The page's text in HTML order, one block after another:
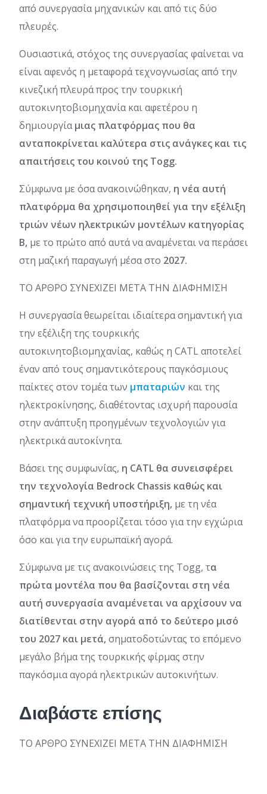
από συνεργασία μηχανικών και από τις δύο
πλευρές.
Ουσιαστικά, στόχος της συνεργασίας φαίνεται να
είναι αφενός η μεταφορά τεχνογνωσίας από την
κινεζική πλευρά προς την τουρκική
αυτοκινητοβιομηχανία και αφετέρου η
δημιουργίαμιας πλατφόρμας που θα
ανταποκρίνεται καλύτερα στις ανάγκες και τις
απαιτήσεις του κοινού της Togg.
Σύμφωνα με όσα ανακοινώθηκαν, η νέα αυτή
πλατφόρμα θα χρησιμοποιηθεί για την εξέλιξη
τριών νέων ηλεκτρικών μοντέλων κατηγορίας
Β, με το πρώτο από αυτά να αναμένεται να περάσει
στη μαζική παραγωγή μέσα στο 2027.
ΤΟ ΑΡΘΡΟ ΣΥΝΕΧΙΖΕΙ ΜΕΤΑ ΤΗΝ ΔΙΑΦΗΜΙΣΗ
Η συνεργασία θεωρείται ιδιαίτερα σημαντική για
την εξέλιξη της τουρκικής
αυτοκινητοβιομηχανίας, καθώς η CATL αποτελεί
έναν από τους σημαντικότερους παγκόσμιους
παίκτες στον τομέα των μπαταριών και της
ηλεκτροκίνησης, διαθέτοντας ισχυρή παρουσία
στην ανάπτυξη προηγμένων τεχνολογιών για
ηλεκτρικά αυτοκίνητα.
Βάσει της συμφωνίας, η CATL θα συνεισφέρει
την τεχνολογία Bedrock Chassis καθώς και
σημαντική τεχνική υποστήριξη, με τη νέα
πλατφόρμα να προορίζεται τόσο για την εγχώρια
όσο και για την ευρωπαϊκή αγορά.
Σύμφωνα με τις ανακοινώσεις της Togg, τα
πρώτα μοντέλα που θα βασίζονται στη νέα
αυτή συνεργασία αναμένεται να αρχίσουν να
διατίθενται στην αγορά από το δεύτερο μισό
του 2027 και μετά,σηματοδοτώντας το επόμενο
μεγάλο βήμα της τουρκικής φίρμας στην
παγκόσμια αγορά ηλεκτρικών αυτοκινήτων.
Διαβάστε επίσης
ΤΟ ΑΡΘΡΟ ΣΥΝΕΧΙΖΕΙ ΜΕΤΑ ΤΗΝ ΔΙΑΦΗΜΙΣΗ